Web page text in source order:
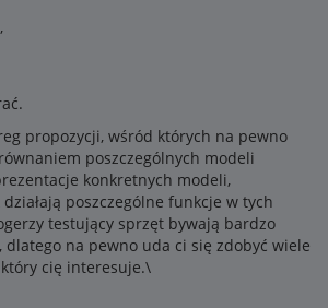
propozycji, wśród których na pewno
poszczególnych modeli
konkretnych modeli,
poszczególne funkcje w tych
testujący sprzęt bywają bardzo
na pewno uda ci się zdobyć wiele
cię interesuje.\